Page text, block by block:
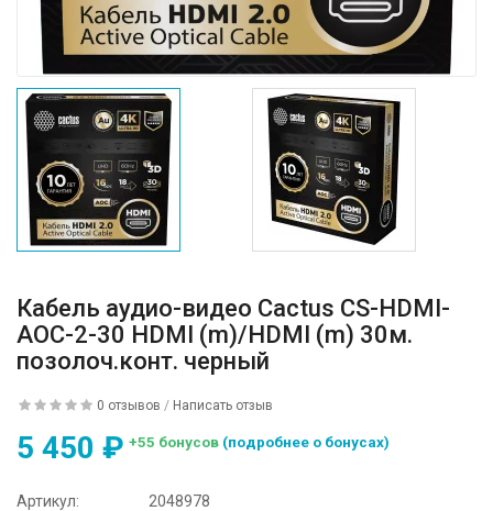
Кабель аудио-видео Cactus CS-HDMI-
AOC-2-30 HDMI (m)/HDMI (m) 30м.
позолоч.конт. черный
0 отзывов / Написать отзыв
5 450 ₽ +55 бонусов (подробнее о бонусах)
Артикул:
2048978